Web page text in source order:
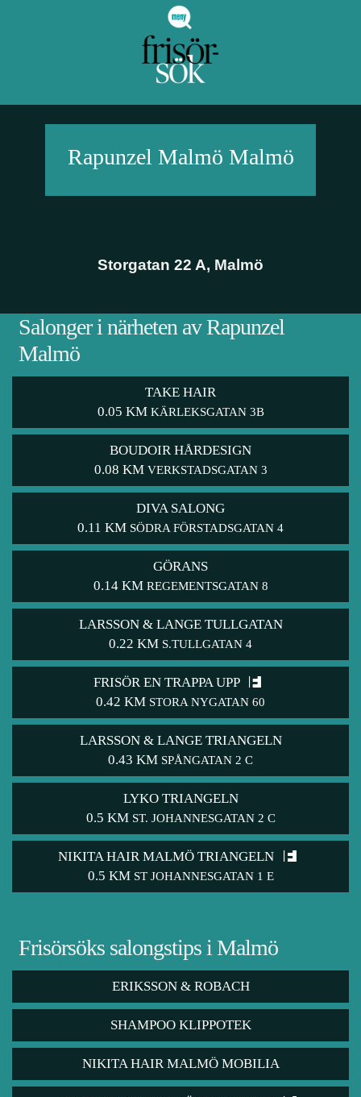
Rapunzel Malmö Malmö
Storgatan 22 A, Malmö
Salonger i närheten av Rapunzel
Malmö
TAKE HAIR
0.05 KM KÄRLEKSGATAN 3B
BOUDOIR HÅRDESIGN
0.08 KM VERKSTADSGATAN 3
DIVA SALONG
0.11 KM SÖDRA FÖRSTADSGATAN 4
GÖRANS
0.14 KM REGEMENTSGATAN 8
LARSSON & LANGE TULLGATAN
0.22 KM S.TULLGATAN 4
FRISÖR EN TRAPPA UPP
0.42 KM STORA NYGATAN 60
LARSSON & LANGE TRIANGELN
0.43 KM SPÅNGATAN 2 C
LYKO TRIANGELN
0.5 KM ST. JOHANNESGATAN 2 C
NIKITA HAIR MALMÖ TRIANGELN
0.5 KM ST JOHANNESGATAN 1 E
Frisörsöks salongstips i Malmö
ERIKSSON & ROBACH
SHAMPOO KLIPPOTEK
NIKITA HAIR MALMÖ MOBILIA